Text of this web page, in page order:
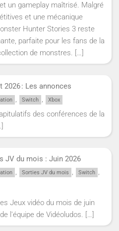
un gameplay maîtrisé. Malgré
et une mécanique
Hunter Stories 3 reste
parfaite pour les fans de la
de monstres. […]
2026 : Les annonces
, Switch , Xbox
des conférences de la
JV du mois : Juin 2026
, Sorties JV du mois , Switch ,
Jeux vidéo du mois de juin
l'équipe de Vidéoludos. […]